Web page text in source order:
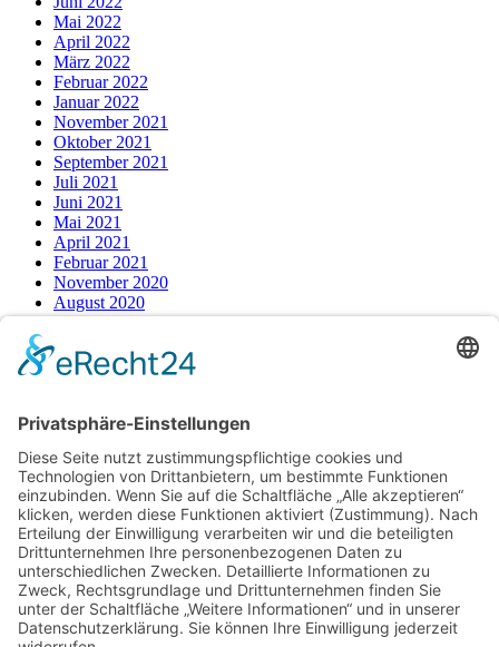
Mai 2022
April 2022
März 2022
Februar 2022
Januar 2022
November 2021
Oktober 2021
September 2021
Juli 2021
Juni 2021
Mai 2021
April 2021
Februar 2021
November 2020
August 2020
Juli 2020
Juni 2020
Mai 2020
Februar 2020
Kategorien
Alltag
Ernährung
Gesundheit
Sport
August 2026
M D M D F S S